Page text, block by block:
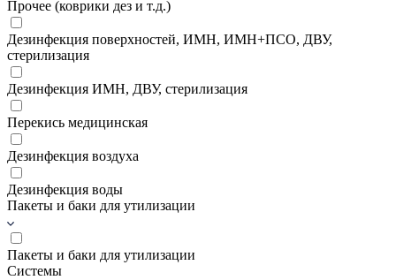
Прочее (коврики дез и т.д.)
Дезинфекция поверхностей, ИМН, ИМН+ПСО, ДВУ,
стерилизация
Дезинфекция ИМН, ДВУ, стерилизация
Перекись медицинская
Дезинфекция воздуха
Дезинфекция воды
Пакеты и баки для утилизации
Пакеты и баки для утилизации
Системы